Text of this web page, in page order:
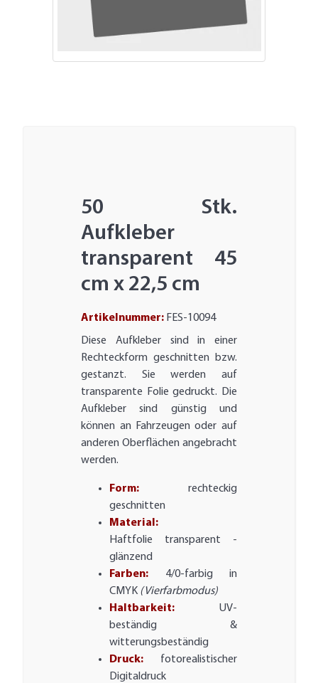
50 Stk.
Aufkleber
transparent 45
cm x 22,5 cm
Artikelnummer: FES-10094
Diese Aufkleber sind in einer
Rechteckform geschnitten bzw.
gestanzt. Sie werden auf
transparente Folie gedruckt. Die
Aufkleber sind günstig und
können an Fahrzeugen oder auf
anderen Oberflächen angebracht
werden.
Form: rechteckig
geschnitten
Material:
Haftfolie transparent -
glänzend
Farben: 4/0-farbig in
CMYK (Vierfarbmodus)
Haltbarkeit: UV-
beständig &
witterungsbeständig
Druck: fotorealistischer
Digitaldruck